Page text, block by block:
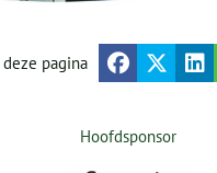
pagina
Hoofdsponsor